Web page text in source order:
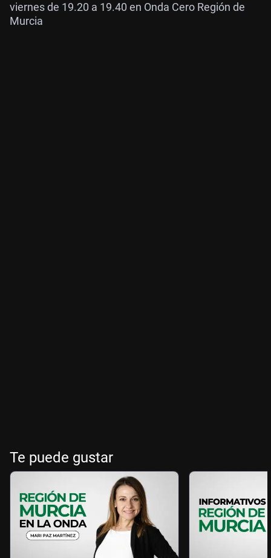
viernes de 19.20 a 19.40 en Onda Cero Región de
Murcia
Te puede gustar